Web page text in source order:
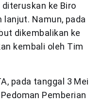
ke Biro
Namun, pada
dikembalikan ke
kembali oleh Tim
pada tanggal 3 Mei
Pemberian